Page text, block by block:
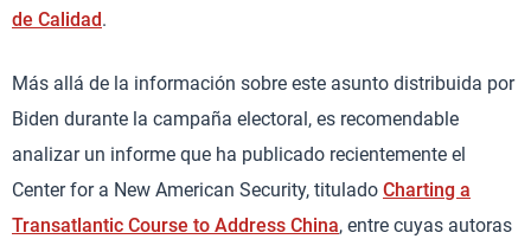
de Calidad.
Más allá de la información sobre este asunto distribuida por
Biden durante la campaña electoral, es recomendable
analizar un informe que ha publicado recientemente el
Center for a New American Security, titulado Charting a
Transatlantic Course to Address China, entre cuyas autoras